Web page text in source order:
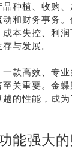
种植、收购
和财务事务
本失控、利
与发展。
款高效、专
关重要。金
的性能，成
能强大